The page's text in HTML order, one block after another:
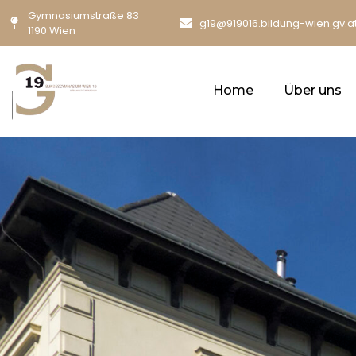
Gymnasiumstraße 83
1190 Wien
g19@919016.bildung-
Home Über uns